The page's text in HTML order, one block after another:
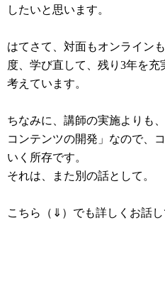
したいと思います。
はてさて、対面もオンライン
度、学び直して、残り3年を
考えています。
ちなみに、講師の実施よりも
コンテンツの開発」なので、
いく所存です。
それは、また別の話として。
こちら（⇓）でも詳しくお話し